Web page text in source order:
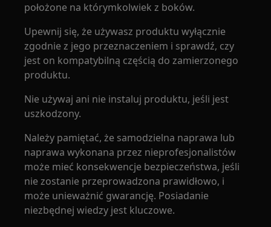
położone na którymkolwiek z boków.
Upewnij się, że używasz produktu wyłącznie
zgodnie z jego przeznaczeniem i sprawdź, czy
jest on kompatybilną częścią do zamierzonego
produktu.
Nie używaj ani nie instaluj produktu, jeśli jest
uszkodzony.
Należy pamiętać, że samodzielna naprawa lub
naprawa wykonana przez nieprofesjonalistów
może mieć konsekwencje bezpieczeństwa, jeśli
nie zostanie przeprowadzona prawidłowo, i
może unieważnić gwarancję. Posiadanie
niezbędnej wiedzy jest kluczowe.